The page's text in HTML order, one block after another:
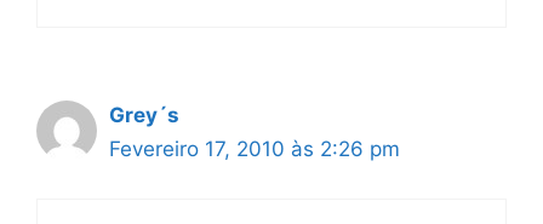
Grey´s
Fevereiro 17, 2010 às 2:26 pm